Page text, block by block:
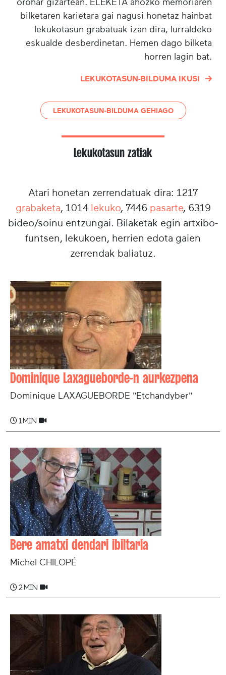
bilketaren karietara gai nagusi honetaz hainbat
lekukotasun grabatuak izan dira, lurraldeko
eskualde desberdinetan. Hemen dago bilketa
horren lagin bat.
LEKUKOTASUN-BILDUMA IKUSI
LEKUKOTASUN-BILDUMA GEHIAGO
Lekukotasun zatiak
Atari honetan zerrendatuak dira: 1217
grabaketa, 1014 lekuko, 7446 pasarte, 6319
bideo/soinu entzungai. Bilaketak egin artxibo-
funtsen, lekukoen, herrien edota gaien
zerrendak baliatuz.
Dominique Laxagueborde-n aurkezpena
Dominique LAXAGUEBORDE "Etchandyber"
1 min
Bere amatxi dendari ibiltaria
Michel CHILOPÉ
2 min